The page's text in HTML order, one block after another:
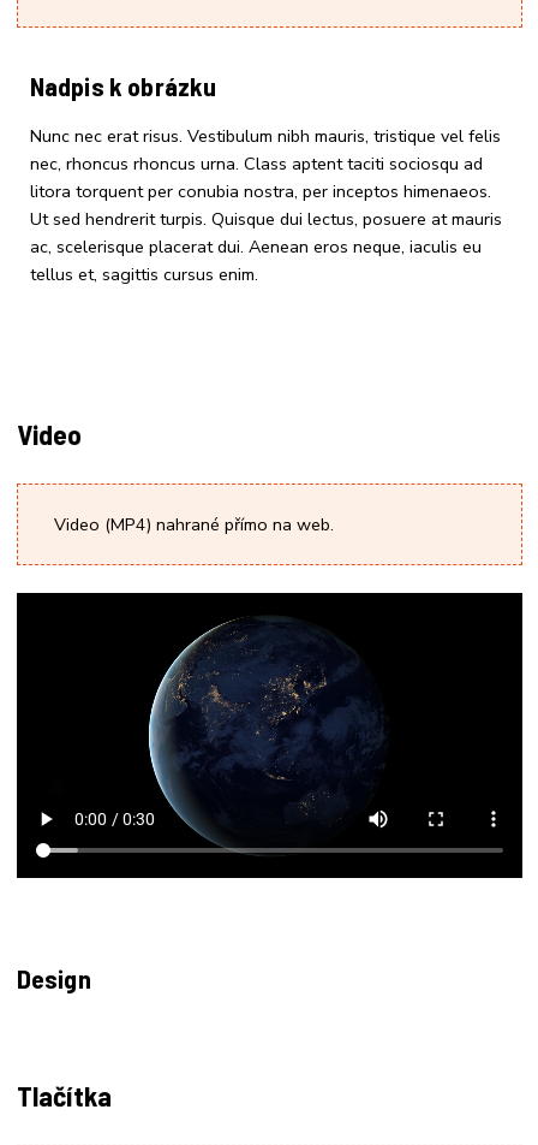
Nadpis k obrázku
Nunc nec erat risus. Vestibulum nibh mauris, tristique vel felis
nec, rhoncus rhoncus urna. Class aptent taciti sociosqu ad
litora torquent per conubia nostra, per inceptos himenaeos.
Ut sed hendrerit turpis. Quisque dui lectus, posuere at mauris
ac, scelerisque placerat dui. Aenean eros neque, iaculis eu
tellus et, sagittis cursus enim.
Video
Video (MP4) nahrané přímo na web.
Design
Tlačítka